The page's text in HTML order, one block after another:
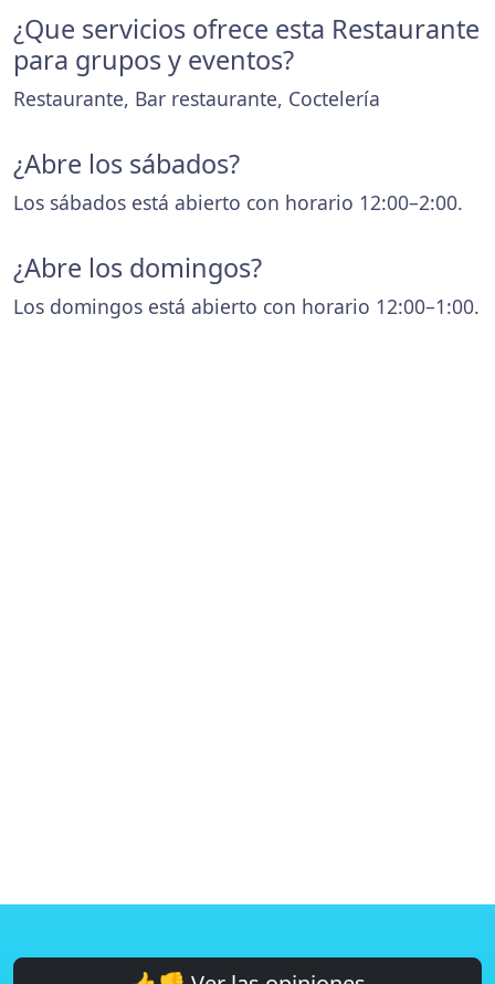
¿Que servicios ofrece esta Restaurante
para grupos y eventos?
Restaurante, Bar restaurante, Coctelería
¿Abre los sábados?
Los sábados está abierto con horario 12:00–2:00.
¿Abre los domingos?
Los domingos está abierto con horario 12:00–1:00.